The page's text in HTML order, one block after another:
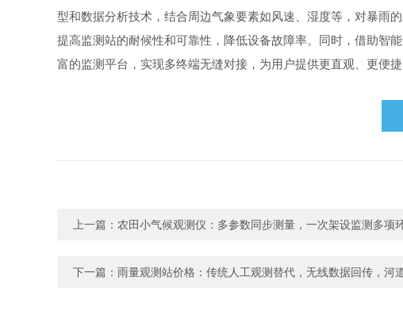
型和数据分析技术，结合周边气象要素如风速、湿度等，对暴雨
提高监测站的耐候性和可靠性，降低设备故障率。同时，借助智
富的监测平台，实现多终端无缝对接，为用户提供更直观、更便
上一篇： 农田小气候观测仪：多参数同步测量，一次架设监测多项
下一篇： 雨量观测站价格：传统人工观测替代，无线数据回传，河